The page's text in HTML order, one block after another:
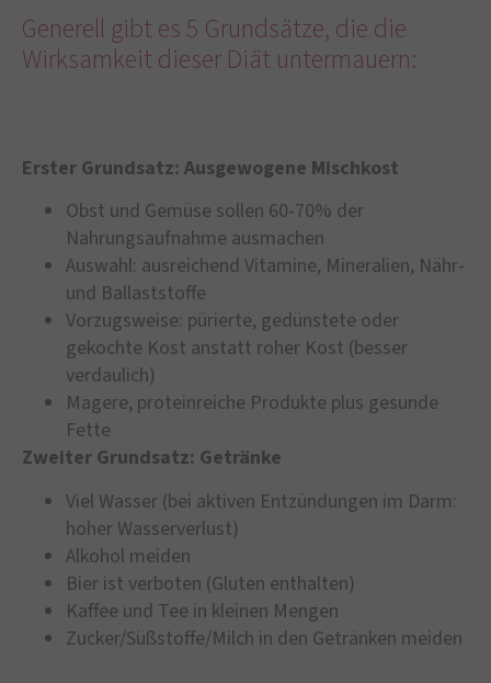
Generell gibt es 5 Grundsätze, die die
Wirksamkeit dieser Diät untermauern:
Erster Grundsatz: Ausgewogene Mischkost
Obst und Gemüse sollen 60-70% der
Nahrungsaufnahme ausmachen
Auswahl: ausreichend Vitamine, Mineralien, Nähr-
und Ballaststoffe
Vorzugsweise: pürierte, gedünstete oder
gekochte Kost anstatt roher Kost (besser
verdaulich)
Magere, proteinreiche Produkte plus gesunde
Fette
Zweiter Grundsatz: Getränke
Viel Wasser (bei aktiven Entzündungen im Darm:
hoher Wasserverlust)
Alkohol meiden
Bier ist verboten (Gluten enthalten)
Kaffee und Tee in kleinen Mengen
Zucker/Süßstoffe/Milch in den Getränken meiden